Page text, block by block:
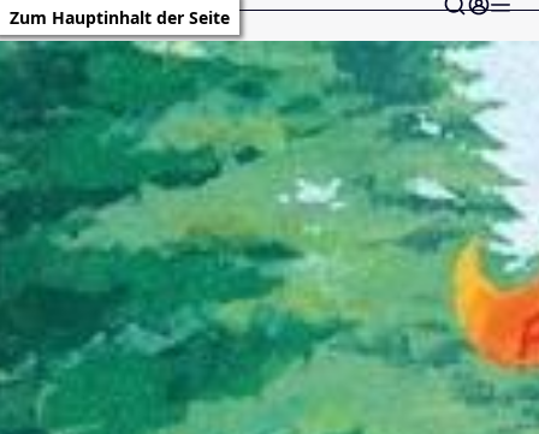
Zum Hauptinhalt der Seite